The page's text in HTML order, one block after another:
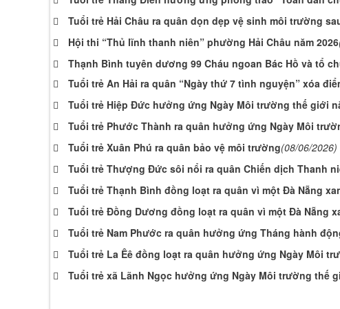
Tuổi trẻ Hải Châu ra quân dọn dẹp vệ sinh môi trường
Hội thi “Thủ lĩnh thanh niên” phường Hải Châu năm 2026
Thạnh Bình tuyên dương 99 Cháu ngoan Bác Hồ và tổ
Tuổi trẻ An Hải ra quân “Ngày thứ 7 tình nguyện” xóa
Tuổi trẻ Hiệp Đức hưởng ứng Ngày Môi trường thế giới
Tuổi trẻ Phước Thành ra quân hưởng ứng Ngày Môi
Tuổi trẻ Xuân Phú ra quân bảo vệ môi trường(08/06/2026)
Tuổi trẻ Thượng Đức sôi nổi ra quân Chiến dịch Thanh
Tuổi trẻ Thạnh Bình đồng loạt ra quân vì một Đà Nẵng
Tuổi trẻ Đồng Dương đồng loạt ra quân vì một Đà Nẵng
Tuổi trẻ Nam Phước ra quân hưởng ứng Tháng hành
Tuổi trẻ La Êê đồng loạt ra quân hưởng ứng Ngày Môi
Tuổi trẻ xã Lãnh Ngọc hưởng ứng Ngày Môi trường thế